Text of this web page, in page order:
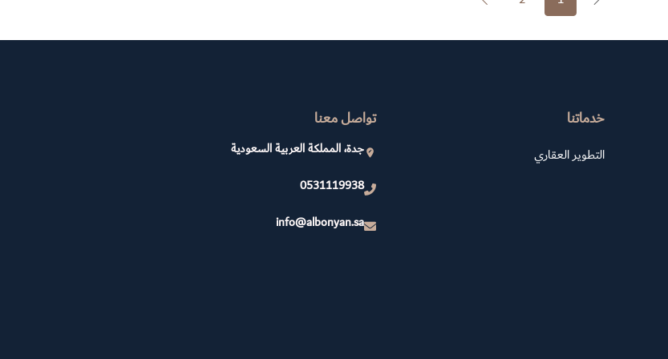
خدماتنا
التطوير العقاري
تواصل معنا
جدة، المملكة العربية السعودية
0531119938
info@albonyan.sa